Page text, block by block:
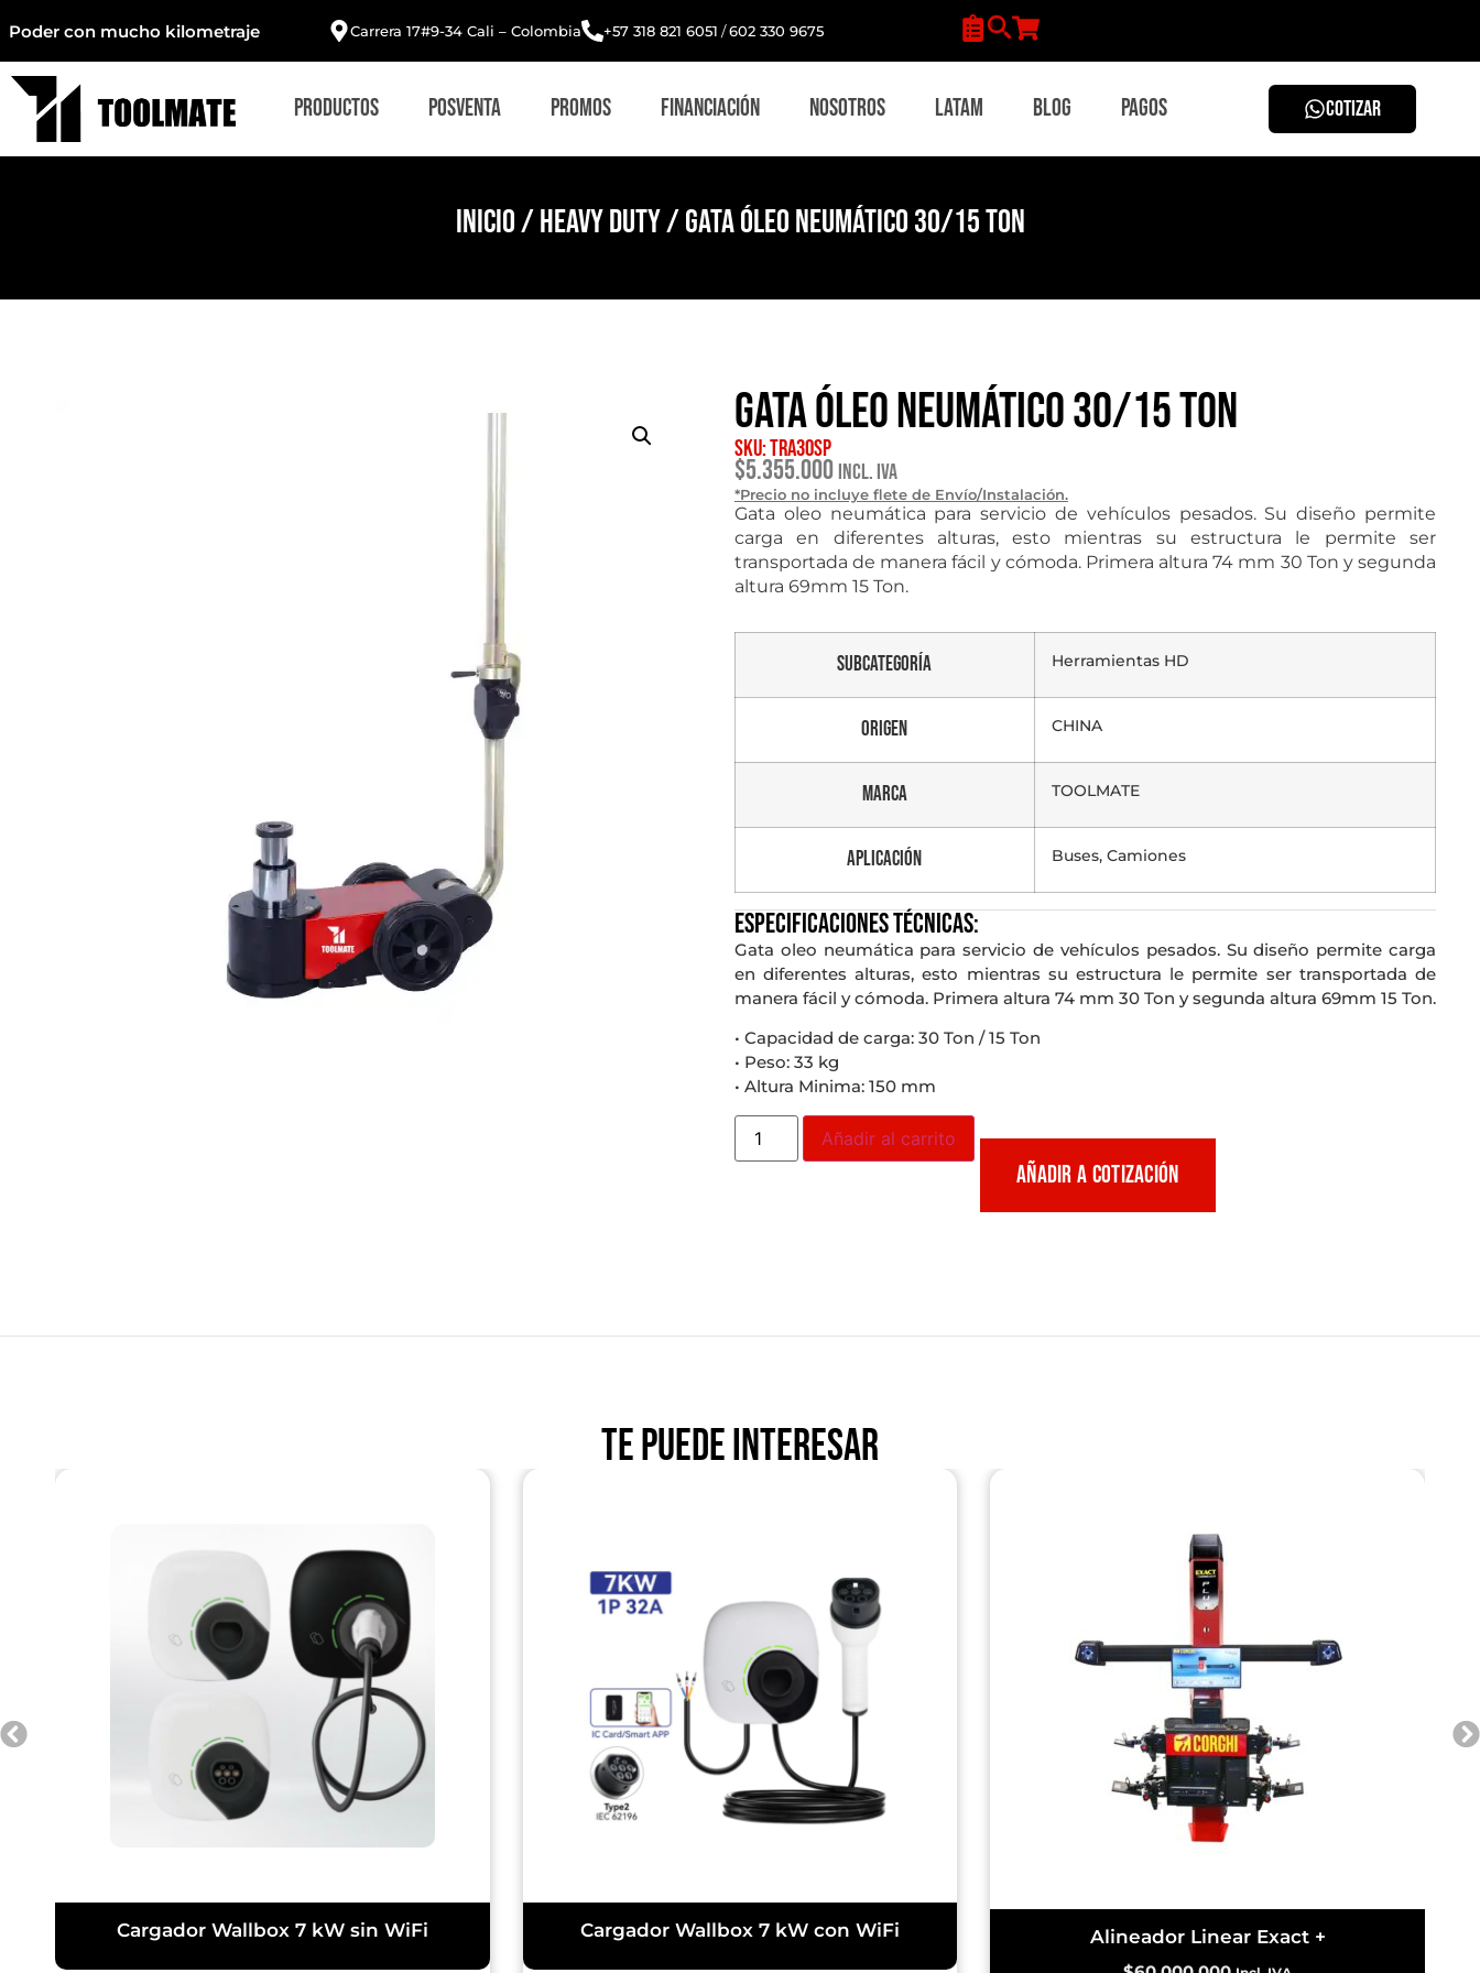
Poder con mucho kilometraje Carrera 17#9-34 Cali – Colombia +57 318 821 6051 /602 330 9675
Productos Posventa Promos Financiación Nosotros Latam Blog Pagos COTIZAR
Inicio/Heavy Duty/ GATA óleo neumático 30/15 Ton
GATA óleo neumático 30/15 Ton
SKU: TRA30SP
$5.355.000 Incl. IVA
*Precio no incluye flete de Envío/Instalación.
Gata oleo neumática para servicio de vehículos pesados. Su diseño permite
carga en diferentes alturas, esto mientras su estructura le permite ser
transportada de manera fácil y cómoda. Primera altura 74 mm 30 Ton y segunda
altura 69mm 15 Ton.
Subcategoría Herramientas HD
Origen CHINA
Marca TOOLMATE
Aplicación Buses, Camiones
Especificaciones técnicas:
Gata oleo neumática para servicio de vehículos pesados. Su diseño permite carga
en diferentes alturas, esto mientras su estructura le permite ser transportada de
manera fácil y cómoda. Primera altura 74 mm 30 Ton y segunda altura 69mm 15 Ton.
• Capacidad de carga: 30 Ton / 15 Ton
• Peso: 33 kg
• Altura Minima: 150 mm
Añadir al carrito
AÑADIR A COTIZACIÓN
Te puede interesar
Cargador Wallbox 7 kW sin WiFi Cargador Wallbox 7 kW con WiFi Alineador Linear Exact +